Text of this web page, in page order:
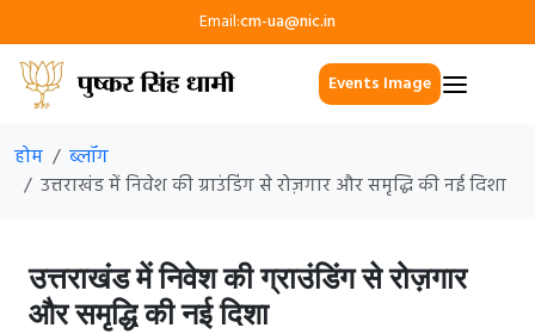
Email:cm-ua@nic.in
Events Image
होम
ब्लॉग
उत्तराखंड में निवेश की ग्राउंडिंग से रोज़गार और समृद्धि की नई दिशा
उत्तराखंड में निवेश की ग्राउंडिंग से रोज़गार
और समृद्धि की नई दिशा